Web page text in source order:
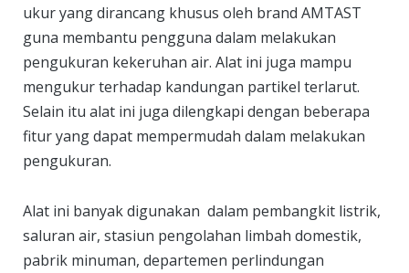
ukur yang dirancang khusus oleh brand AMTAST
guna membantu pengguna dalam melakukan
pengukuran kekeruhan air. Alat ini juga mampu
mengukur terhadap kandungan partikel terlarut.
Selain itu alat ini juga dilengkapi dengan beberapa
fitur yang dapat mempermudah dalam melakukan
pengukuran.
Alat ini banyak digunakan dalam pembangkit listrik,
saluran air, stasiun pengolahan limbah domestik,
pabrik minuman, departemen perlindungan